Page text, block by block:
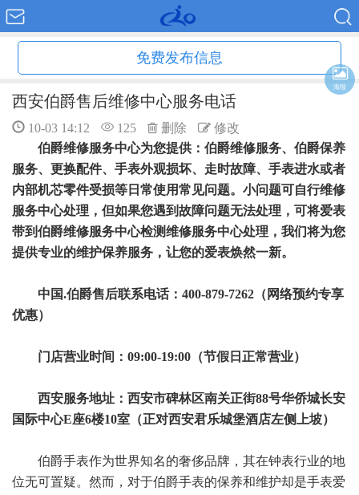
免费发布信息
西安伯爵售后维修中心服务电话
10-03 14:12 125 删除
修改
伯爵维修服务中心为您提供：伯爵维修服务、伯爵保养
服务、更换配件、手表外观损坏、走时故障、手表进水或者
内部机芯零件受损等日常使用常见问题。小问题可自行维修
服务中心处理，但如果您遇到故障问题无法处理，可将爱表
带到伯爵维修服务中心检测维修服务中心处理，我们将为您
提供专业的维护保养服务，让您的爱表焕然一新。
中国.伯爵售后联系电话：400-879-7262（网络预约专享
优惠）
门店营业时间：09:00-19:00（节假日正常营业）
西安服务地址：西安市碑林区南关正街88号华侨城长安
国际中心E座6楼10室（正对西安君乐城堡酒店左侧上坡）
伯爵手表作为世界知名的奢侈品牌，其在钟表行业的地
位无可置疑。然而，对于伯爵手表的保养和维护却是手表爱
海报